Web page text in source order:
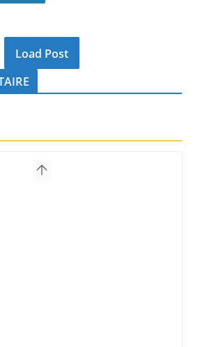
Load Post